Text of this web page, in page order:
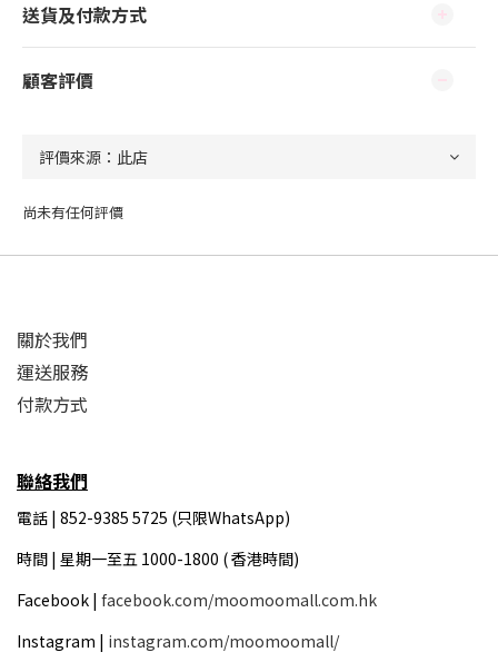
送貨及付款方式
顧客評價
尚未有任何評價
關於我們
運送服務
付款方式
聯絡我們
電話 | 852-9385 5725 (只限WhatsApp)
時間 | 星期一至五 1000-1800 ( 香港時間)
Facebook | facebook.com/moomoomall.com.hk
Instagram | instagram.com/moomoomall/